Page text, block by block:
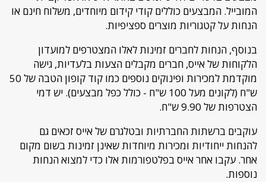
המובייל. המבצעים כוללים קודי קידום מיוחדים, משלוח חינם או
הנחות על קטגוריות מוצרים ספציפיות.
בנוסף, הנחות לחברים זמינות לאלו המצטרפים למועדון
הלקוחות של אייס, חברים מקבלים הצעות בלעדיות, גישה
מוקדמת למכירות ופינוקים נוספים כמו קוד קופון הטבה של 50
ש"ח (לקונים מעל 100 ש"ח - כולל כפל מבצעים). יש דמי
הצטרפות של 9.90 ש"ח.
עוקבים ברשתות החברתיות ובטלגרם של אייס זכאים גם
להנחות ייחודיות ומכירות מיוחדות שאינן זמינות בשום מקום
אחר. עקבו אחר אייס בפלטפורמות אלו כדי למצוא הנחות
נוספות.